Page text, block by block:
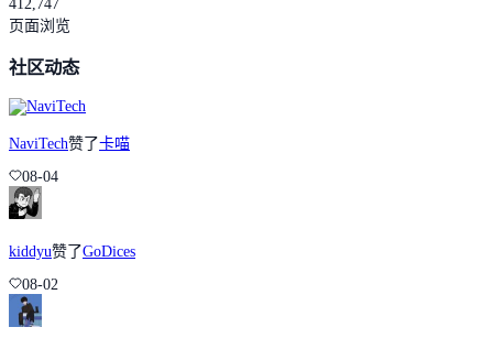
412,747
页面浏览
社区动态
NaviTech赞了卡喵
08-04
kiddyu赞了GoDices
08-02